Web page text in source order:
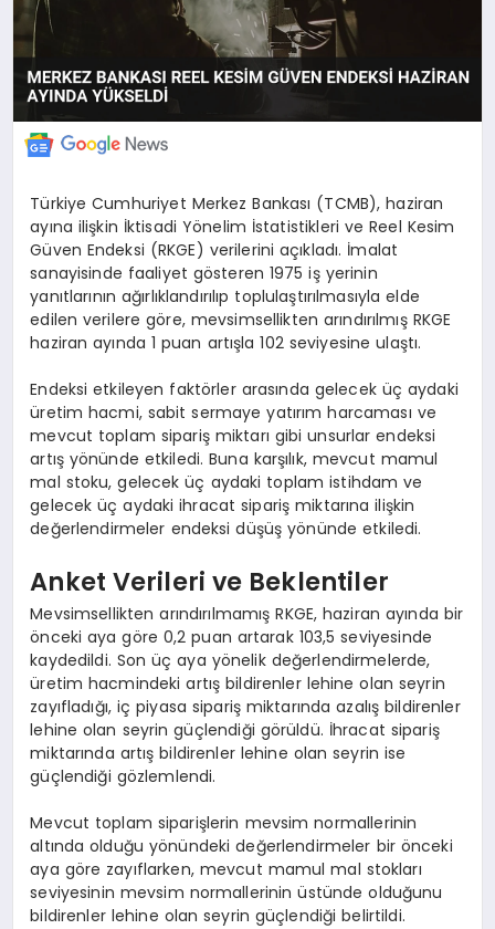
TEKNOLOJI
Türkiye Cumhuriyet Merkez Bankası (TCMB), haziran
ayına ilişkin İktisadi Yönelim İstatistikleri ve Reel Kesim
Güven Endeksi (RKGE) verilerini açıkladı. İmalat
sanayisinde faaliyet gösteren 1975 iş yerinin
yanıtlarının ağırlıklandırılıp toplulaştırılmasıyla elde
edilen verilere göre, mevsimsellikten arındırılmış RKGE
haziran ayında 1 puan artışla 102 seviyesine ulaştı.
Endeksi etkileyen faktörler arasında gelecek üç aydaki
üretim hacmi, sabit sermaye yatırım harcaması ve
mevcut toplam sipariş miktarı gibi unsurlar endeksi
artış yönünde etkiledi. Buna karşılık, mevcut mamul
mal stoku, gelecek üç aydaki toplam istihdam ve
gelecek üç aydaki ihracat sipariş miktarına ilişkin
değerlendirmeler endeksi düşüş yönünde etkiledi.
Anket Verileri ve Beklentiler
Mevsimsellikten arındırılmamış RKGE, haziran ayında bir
önceki aya göre 0,2 puan artarak 103,5 seviyesinde
kaydedildi. Son üç aya yönelik değerlendirmelerde,
üretim hacmindeki artış bildirenler lehine olan seyrin
zayıfladığı, iç piyasa sipariş miktarında azalış bildirenler
lehine olan seyrin güçlendiği görüldü. İhracat sipariş
miktarında artış bildirenler lehine olan seyrin ise
güçlendiği gözlemlendi.
Mevcut toplam siparişlerin mevsim normallerinin
altında olduğu yönündeki değerlendirmeler bir önceki
aya göre zayıflarken, mevcut mamul mal stokları
seviyesinin mevsim normallerinin üstünde olduğunu
bildirenler lehine olan seyrin güçlendiği belirtildi.